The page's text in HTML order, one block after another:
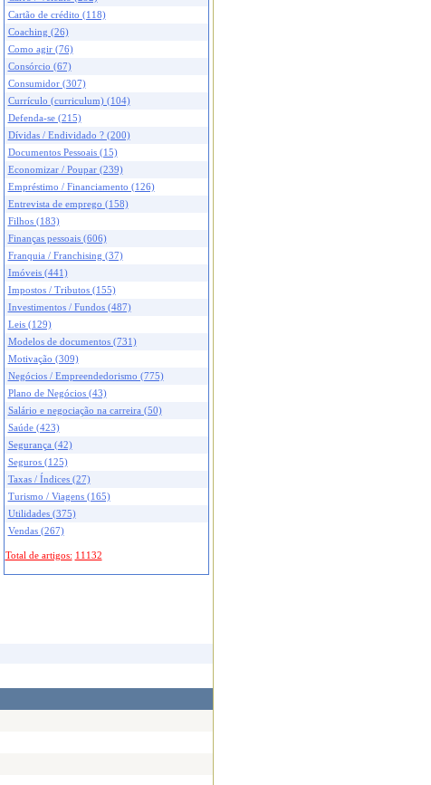
Cartão de crédito (118)
Coaching (26)
Como agir (76)
Consórcio (67)
Consumidor (307)
Currículo (curriculum) (104)
Defenda-se (215)
Dívidas / Endividado ? (200)
Documentos Pessoais (15)
Economizar / Poupar (239)
Empréstimo / Financiamento (126)
Entrevista de emprego (158)
Filhos (183)
Finanças pessoais (606)
Franquia / Franchising (37)
Imóveis (441)
Impostos / Tributos (155)
Investimentos / Fundos (487)
Leis (129)
Modelos de documentos (731)
Motivação (309)
Negócios / Empreendedorismo (775)
Plano de Negócios (43)
Salário e negociação na carreira (50)
Saúde (423)
Segurança (42)
Seguros (125)
Taxas / Índices (27)
Turismo / Viagens (165)
Utilidades (375)
Vendas (267)
Total de artigos: 11132